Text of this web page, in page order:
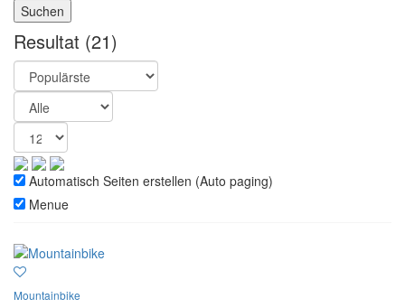
Resultat (21)
Automatisch Seiten erstellen (Auto paging)
Menue
Mountainbike